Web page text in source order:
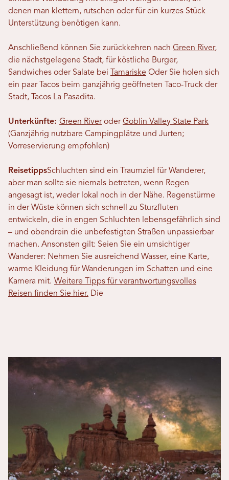
denen man klettern, rutschen oder für ein kurzes Stück
Unterstützung benötigen kann.
Anschließend können Sie zurückkehren nach Green River,
die nächstgelegene Stadt, für köstliche Burger,
Sandwiches oder Salate bei
Tamariske Oder Sie holen sich
ein paar Tacos beim ganzjährig geöffneten Taco-Truck der
Stadt, Tacos La Pasadita.
Unterkünfte: Green RiveroderGoblin Valley State Park
(Ganzjährig nutzbare Campingplätze und Jurten;
Vorreservierung empfohlen)
ReisetippsSchluchten sind ein Traumziel für Wanderer,
aber man sollte sie niemals betreten, wenn Regen
angesagt ist, weder lokal noch in der Nähe. Regenstürme
in der Wüste können sich schnell zu Sturzfluten
entwickeln, die in engen Schluchten lebensgefährlich sind
– und obendrein die unbefestigten Straßen unpassierbar
machen. Ansonsten gilt: Seien Sie ein umsichtiger
Wanderer: Nehmen Sie ausreichend Wasser, eine Karte,
warme Kleidung für Wanderungen im Schatten und eine
Kamera mit. Weitere Tipps für verantwortungsvolles
Reisen finden Sie hier. Die